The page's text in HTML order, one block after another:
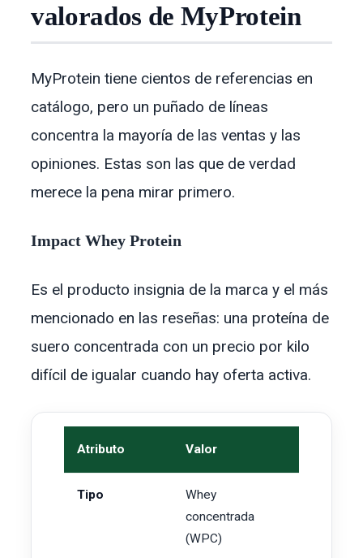
valorados de MyProtein
MyProtein tiene cientos de referencias en
catálogo, pero un puñado de líneas
concentra la mayoría de las ventas y las
opiniones. Estas son las que de verdad
merece la pena mirar primero.
Impact Whey Protein
Es el producto insignia de la marca y el más
mencionado en las reseñas: una proteína de
suero concentrada con un precio por kilo
difícil de igualar cuando hay oferta activa.
Atributo Valor
Tipo
Whey
concentrada
(WPC)